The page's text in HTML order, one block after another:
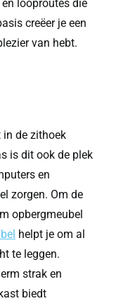
looproutes die
creëer je een
van hebt.
in de zithoek
is dit ook de plek
en
zorgen. Om de
opbergmeubel
helpt je om al
te leggen.
strak en
biedt